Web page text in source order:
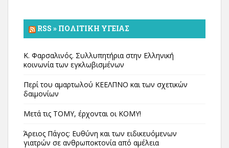
RSS » ΠΟΛΙΤΙΚΉ ΥΓΕΊΑΣ
Κ. Φαρσαλινός. Συλλυπητήρια στην Ελληνική
κοινωνία των εγκλωβισμένων
Περί του αμαρτωλού ΚΕΕΛΠΝΟ και των σχετικών
δαιμονίων
Μετά τις ΤΟΜΥ, έρχονται οι ΚΟΜΥ!
Άρειος Πάγος: Ευθύνη και των ειδικευόμενων
γιατρών σε ανθρωποκτονία από αμέλεια